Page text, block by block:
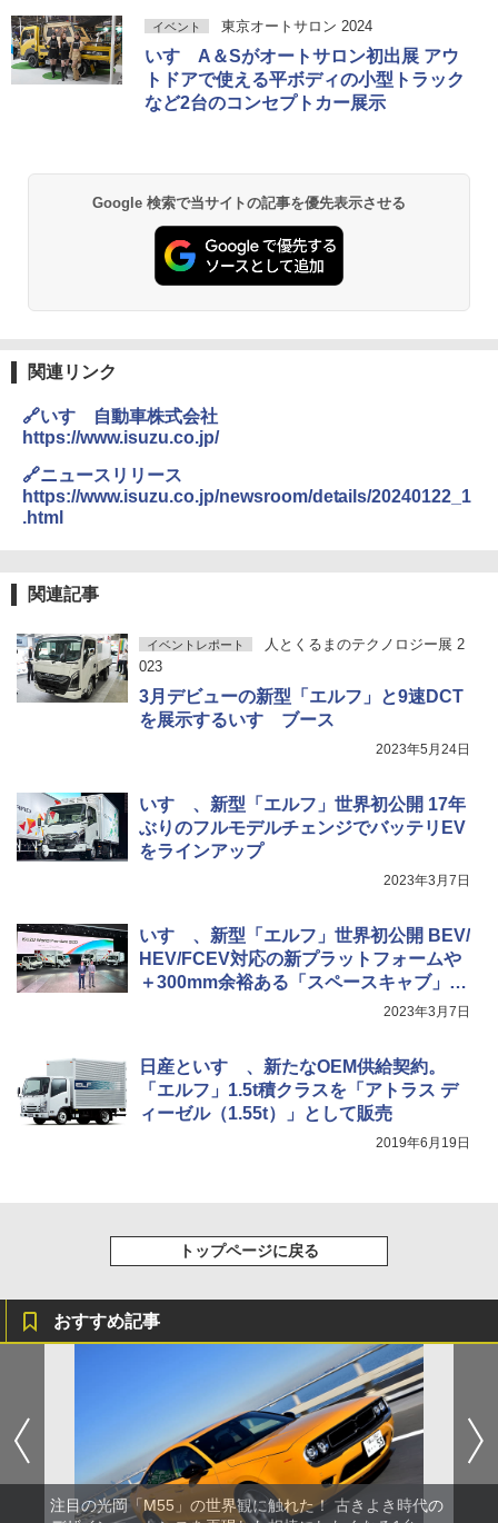
イベント 東京オートサロン 2024
いすゞA＆Sがオートサロン初出展 アウ
トドアで使える平ボディの小型トラック
など2台のコンセプトカー展示
Google 検索で当サイトの記事を優先表示させる
関連リンク
🔗いすゞ自動車株式会社
https://www.isuzu.co.jp/
🔗ニュースリリース
https://www.isuzu.co.jp/newsroom/details/20240122_1
.html
関連記事
イベントレポート
人とくるまのテクノロジー展 2
023
3月デビューの新型「エルフ」と9速DCT
を展示するいすゞブース
2023年5月24日
いすゞ、新型「エルフ」世界初公開 17年
ぶりのフルモデルチェンジでバッテリEV
をラインアップ
2023年3月7日
いすゞ、新型「エルフ」世界初公開 BEV/
HEV/FCEV対応の新プラットフォームや
＋300mm余裕ある「スペースキャブ」な
2023年3月7日
日産といすゞ、新たなOEM供給契約。
「エルフ」1.5t積クラスを「アトラス デ
ィーゼル（1.55t）」として販売
2019年6月19日
トップページに戻る
おすすめ記事
注目の光岡「M55」の世界観に触れた！ 古きよき時代の